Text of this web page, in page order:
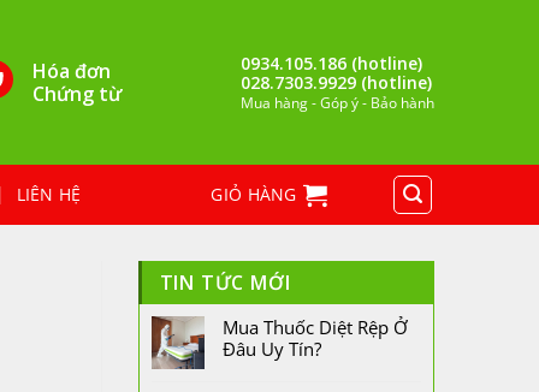
Hóa đơn
Chứng từ
0934.105.186 (hotline)
028.7303.9929 (hotline)
Mua hàng - Góp ý - Bảo hành
LIÊN HỆ GIỎ HÀNG
TIN TỨC MỚI
Mua Thuốc Diệt Rệp Ở
Đâu Uy Tín?